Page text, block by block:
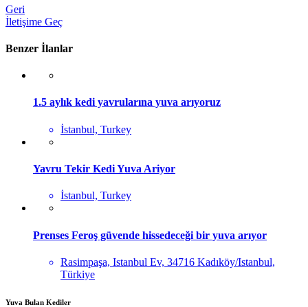
Geri
İletişime Geç
Benzer İlanlar
1.5 aylık kedi yavrularına yuva arıyoruz
İstanbul, Turkey
Yavru Tekir Kedi Yuva Ariyor
İstanbul, Turkey
Prenses Feroş güvende hissedeceği bir yuva arıyor
Rasimpaşa, Istanbul Ev, 34716 Kadıköy/Istanbul,
Türkiye
Yuva Bulan Kediler